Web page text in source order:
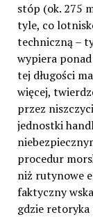
stóp (ok. 275
tyle, co
techniczną –
wypiera
tej długości
więcej,
przez
jednostki
procedur
niż rutynowe
faktyczny
gdzie